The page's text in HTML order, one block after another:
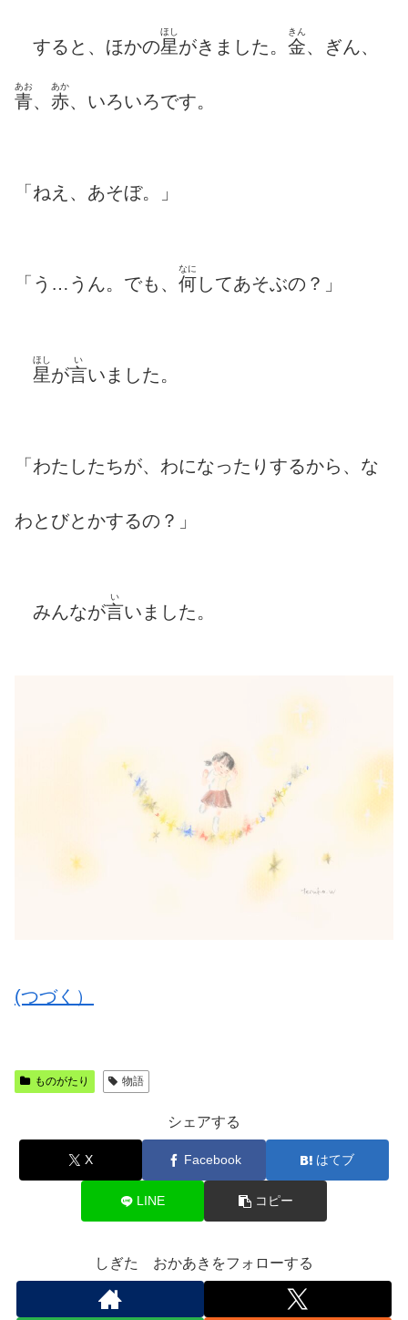
すると、ほかの星
ほし
がきました。 金
きん
、ぎん、
青
あお
、 赤
あか
、いろいろです。
「ねえ、あそぼ。」
「う…うん。でも、 何
なに
してあそぶの？」
星
ほし
が言
い
いました。
「わたしたちが、わになったりするから、な
わとびとかするの？」
みんなが言
い
いました。
(つづく）
ものがたり 物語
シェアする
X Facebook はてブ
LINE コピー
しぎた おかあきをフォローする